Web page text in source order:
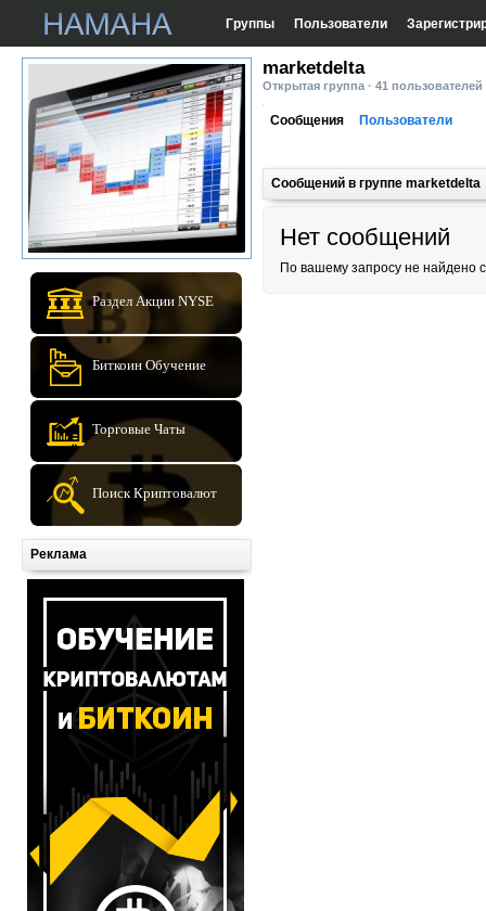
Группы Пользователи
Раздел Акции NYSE
Биткоин Обучение
Торговые Чаты
Поиск Криптовалют
Реклама
marketdelta
Открытая группа · 41
Сообщения Пользователи
Сообщений в группе marketdelta
Нет сообщений
По вашему запросу не найдено